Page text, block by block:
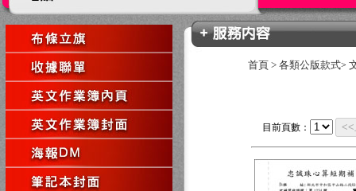
首頁 >各類公版款式>
目前頁數： <<